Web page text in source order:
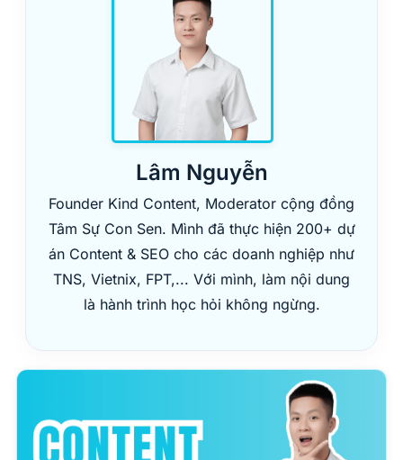
Lâm Nguyễn
Founder Kind Content, Moderator cộng đồng
Tâm Sự Con Sen. Mình đã thực hiện 200+ dự
án Content & SEO cho các doanh nghiệp như
TNS, Vietnix, FPT,... Với mình, làm nội dung
là hành trình học hỏi không ngừng.